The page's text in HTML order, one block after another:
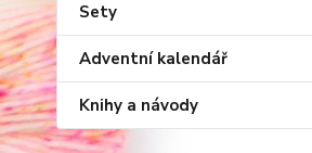
Sety
Adventní kalendář
Knihy a návody